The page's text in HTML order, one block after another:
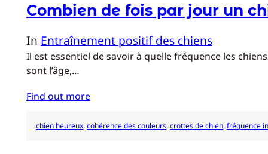
Combien de fois par jour un
In Entraînement positif des chiens
Il est essentiel de savoir à quelle fréquence les
sont l’âge,…
Find out more
chien heureux, cohérence des couleurs, crottes de chien, fréquence